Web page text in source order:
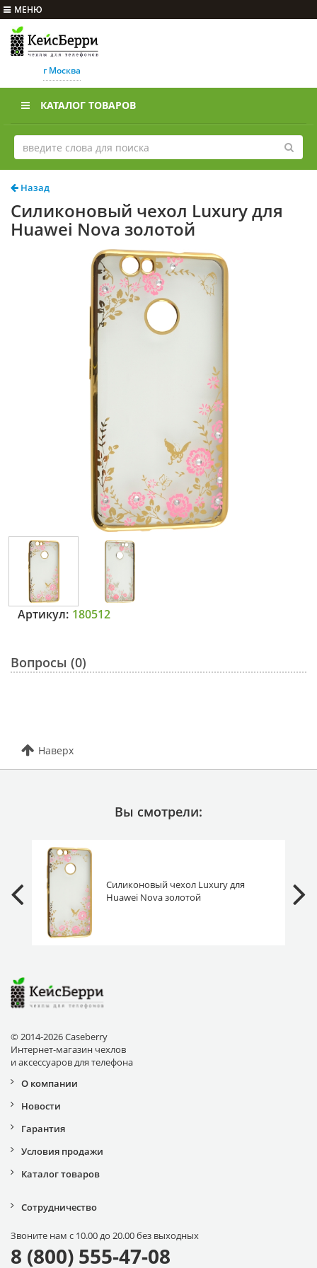
МЕНЮ
г Москва
КАТАЛОГ ТОВАРОВ
Назад
Силиконовый чехол Luxury для
Huawei Nova золотой
Артикул: 180512
Вопросы (0)
Наверх
Вы смотрели:
Силиконовый чехол Luxury для
Huawei Nova золотой
© 2014-2026 Caseberry
Интернет-магазин чехлов
и аксессуаров для телефона
О компании
Новости
Гарантия
Условия продажи
Каталог товаров
Сотрудничество
Звоните нам с 10.00 до 20.00 без выходных
8 (800) 555-47-08